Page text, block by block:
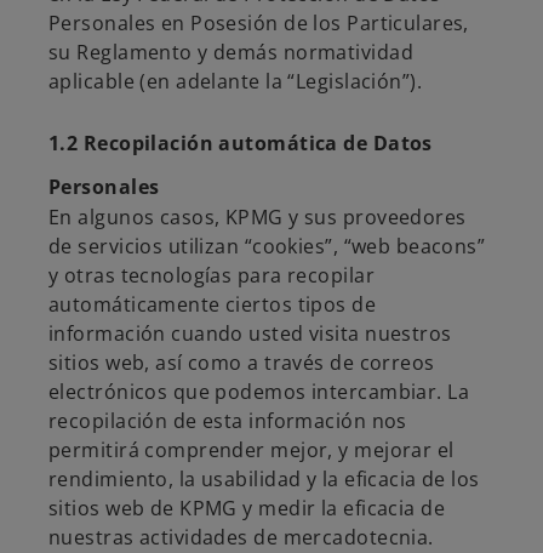
Personales en Posesión de los Particulares,
su Reglamento y demás normatividad
aplicable (en adelante la “Legislación”).
1.2 Recopilación automática de Datos
Personales
En algunos casos, KPMG y sus proveedores
de servicios utilizan “cookies”, “web beacons”
y otras tecnologías para recopilar
automáticamente ciertos tipos de
información cuando usted visita nuestros
sitios web, así como a través de correos
electrónicos que podemos intercambiar. La
recopilación de esta información nos
permitirá comprender mejor, y mejorar el
rendimiento, la usabilidad y la eficacia de los
sitios web de KPMG y medir la eficacia de
nuestras actividades de mercadotecnia.